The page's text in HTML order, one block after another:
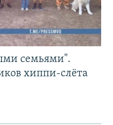
семьями".
хиппи-слёта